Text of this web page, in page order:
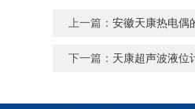
上一篇：安徽天康热电偶
下一篇： 天康超声波液位